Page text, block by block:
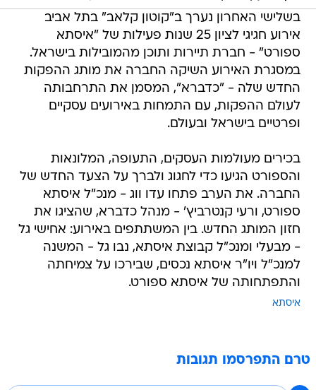
בשלישי האחרון נערך ב"קוטון קלאב" בתל אביב
אירוע חגיגי לציון 25 שנות פעילות של "איסתא
ספורט" - חברת תיירות ותוכן מהמובילות בישראל.
במסגרת האירוע השיקה החברה את מותג ההפקות
החדש שלה - "כדברא", המסמן את התרחבותה
לעולם ההפקות, עם התמחות באירועים עסקיים
ופרטיים בישראל ובעולם.
בכירים מעולמות העסקים, התעופה, המלונאות
והספורט הגיעו כדי לחגוג ולברך על הצעד החדש של
החברה. את הערב פתחו עדו ווג - מנכ"ל איסתא
ספורט, ורעי קנטרביץ' - מנהל כדברא, שהציגו את
חזון המותג החדש. בין המשתתפים באירוע: אחישי גל
- מבעלי ומנכ"ל קבוצת איסתא, נבו גל - המשנה
למנכ"ל ויו"ר איסתא נכסים, שבירכו על צמיחתה
והתפתחותה של איסתא ספורט.
איסתא
טרם התפרסמו תגובות